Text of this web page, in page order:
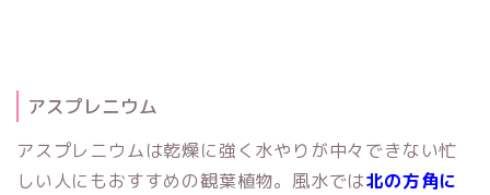
アスプレニウム
アスプレニウムは乾燥に強く水やりが中々できない忙
しい人にもおすすめの観葉植物。風水では北の方角に